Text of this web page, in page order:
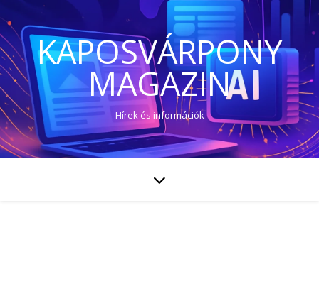
KAPOSVÁRPONY
MAGAZIN
Hírek és információk